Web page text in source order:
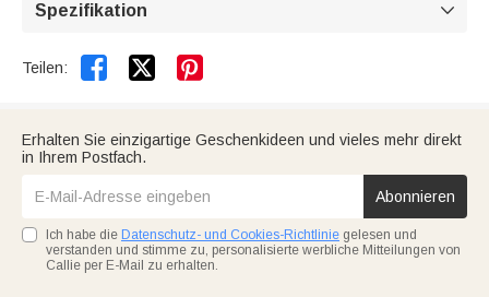
Spezifikation 
Teilen:  
Erhalten Sie einzigartige Geschenkideen und vieles mehr direkt
in Ihrem Postfach.
Abonnieren
Ich habe die Datenschutz- und Cookies-Richtlinie gelesen und
verstanden und stimme zu, personalisierte werbliche Mitteilungen von
Callie per E-Mail zu erhalten.